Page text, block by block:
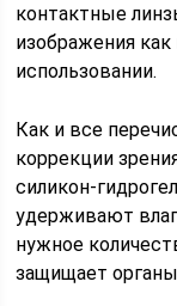
контактные
изображения
использовании.
Как и все
коррекции
силикон-
удерживают
нужное
защищает органы